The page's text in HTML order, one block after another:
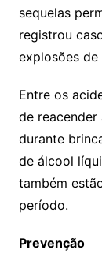
sequelas
registrou
explosões
Entre os
de
durante
de álcool
também
período.
Prevenção